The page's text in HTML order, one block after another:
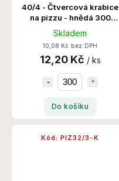
40/4 - Čtvercová krabice
na pizzu - hnědá 300
Ks/Krt
Skladem
10,08 Kč bez DPH
12,20 Kč / ks
Do košíku
Kód: PIZ32/3-K